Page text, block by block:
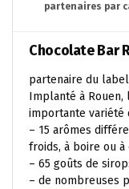
partenaires par
Chocolate Bar
partenaire du
Implanté à
importante variété
– 15 arômes
froids, à boire ou
– 65 goûts de
– de nombreuses